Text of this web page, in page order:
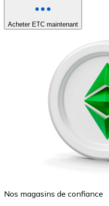
Acheter ETC maintenant
Nos magasins de confiance